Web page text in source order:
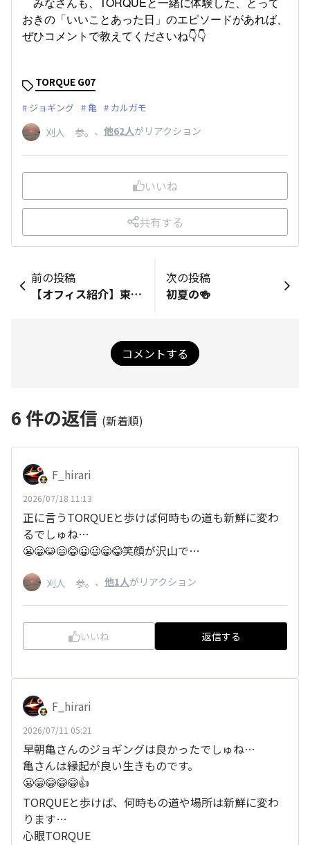
おきの「いいことあった日」のエピソードがあれば、
ぜひコメントで教えてくださいね👇👇
TORQUE G07
ジョギング 亀 カルガモ
刈人 参。 、 他62人がリアクション
いいね
共有する
前の投稿
【オフィス紹介】東京タワーから富士山まで見える東京事業所に来ました！
次の投稿
初夏の🍻
コメントする
6 件の返信 (新着順)
F_hirari
2026/07/18 11:13
正に言うTORQUEと歩けば何時もの道も新鮮に変わ
るでしゅね…
😬😁😹😄😂😀😃😁😂笑顔が沢山で…
刈人 参。 、 他1人がリアクション
いいね 返信する
F_hirari
2026/07/11 05:21
早朝亀さんのジョギングは良かったでしゅね…
亀さんは縁起が良い生きものです。
😬😁😂😂😂👍
TORQUEと歩けば、何時もの道や場所は新鮮に変わ
ります…
心眼TORQUE